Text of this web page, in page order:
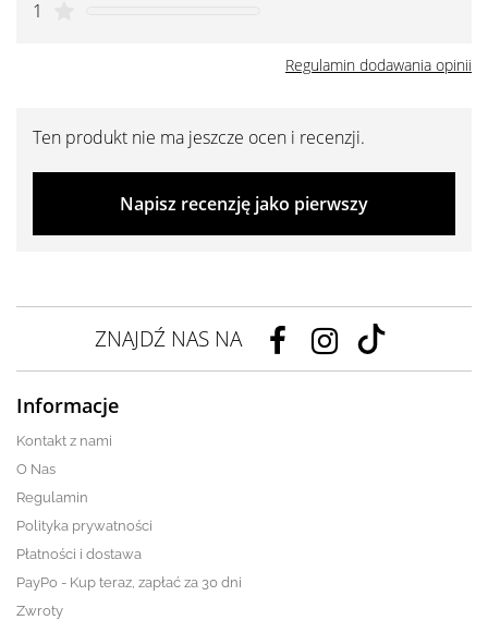
1
Regulamin dodawania opinii
Ten produkt nie ma jeszcze ocen i recenzji.
Napisz recenzję jako pierwszy
ZNAJDŹ NAS NA
Informacje
Kontakt z nami
O Nas
Regulamin
Polityka prywatności
Płatności i dostawa
PayPo - Kup teraz, zapłać za 30 dni
Zwroty